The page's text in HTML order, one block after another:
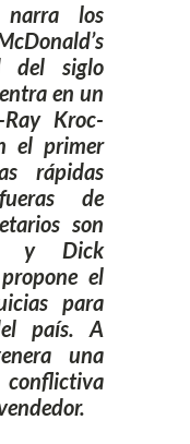
narra los
del siglo
en un
Kroc-
el primer
rápidas
de
son
y Dick
el
para
país. A
una